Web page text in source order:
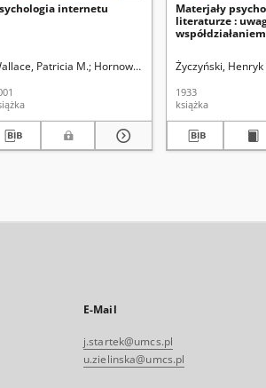
Kucha, Ryszard. Red.
Wydział Pedagogiki i Psychologii Kirenko,
internetu
Patricia M. Hornowski, Tomasz. Tł.
Materjały
literaturze :
współdziałaniem
szkole średniej
Życzyński,
1933
książka
E-Mail
j.startek@umcs.pl
u.zielinska@umcs.pl